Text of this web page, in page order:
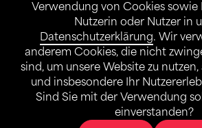
Verwendung von Cookies sowie
Nutzerin oder Nutzer in
Datenschutzerklärung. Wir
anderem Cookies, die nicht
sind, um unsere Website zu
und insbesondere Ihr
Sind Sie mit der Verwendung
einverstanden?